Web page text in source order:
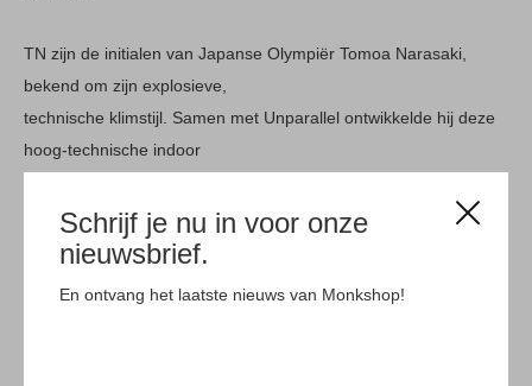
Schrijf je nu in voor onze
nieuwsbrief.
En ontvang het laatste nieuws van Monkshop!
TN zijn de initialen van Japanse Olympiër Tomoa Narasaki,
bekend om zijn explosieve,
technische klimstijl. Samen met Unparallel ontwikkelde hij deze
hoog-technische indoor
neus en een strakke hiel voor het leggen van teentjes en hakjes
op de kleinste randjes is dit een schoen voor de ervaren